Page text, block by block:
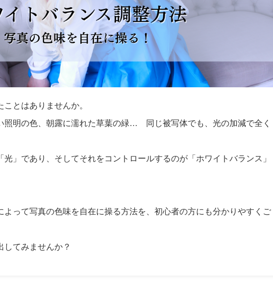
とはありませんか。
照明の色、朝露に濡れた草葉の緑… 同じ被写体でも、光の加減で全く
」であり、そしてそれをコントロールするのが「ホワイトバランス」
って写真の色味を自在に操る方法を、初心者の方にも分かりやすくご
してみませんか？